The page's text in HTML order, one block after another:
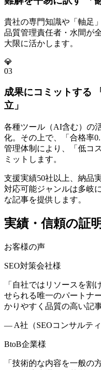
貴社の専門知識や「軸足
品質管理責任者・水間が
大限に活かします。
💎
03
成果にコミットする
立」
各種ツール（AI含む）の
化。その上で、「合格率
管理体制により、「低コ
ミットします。
支援実績50社以上、納品
対応可能ジャンルは多岐
な記事を提供します。
実績・信頼の証明
お客様の声
SEO対策会社様
「 自社ではリソースを割
せられる唯一のパートナ
かりやすく品質の高い記
— A社（SEOコンサルティ
BtoB企業様
「 技術的な内容を一般の